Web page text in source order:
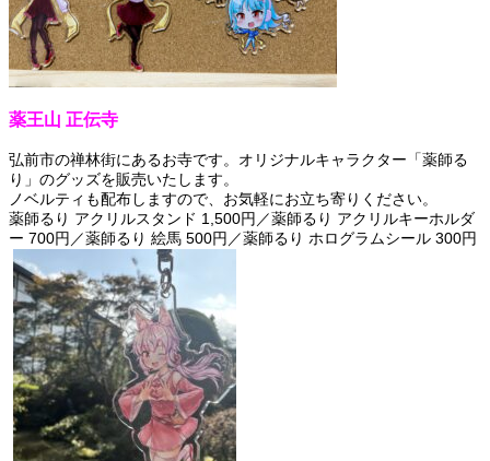
薬王山 正伝寺
弘前市の禅林街にあるお寺です。オリジナルキャラクター「薬師る
り」のグッズを販売いたします。
ノベルティも配布しますので、お気軽にお立ち寄りください。
薬師るり アクリルスタンド 1,500円／薬師るり アクリルキーホルダ
ー 700円／薬師るり 絵馬 500円／薬師るり ホログラムシール 300円